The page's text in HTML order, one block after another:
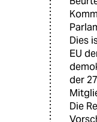
Dies
EU
der
Die